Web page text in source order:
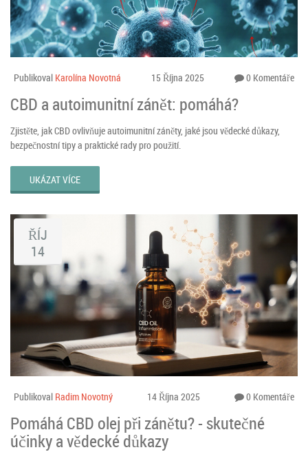
Publikoval Karolína Novotná 15 Října 2025 0 Komentáře
CBD a autoimunitní zánět: pomáhá?
Zjistěte, jak CBD ovlivňuje autoimunitní záněty, jaké jsou vědecké důkazy,
bezpečnostní tipy a praktické rady pro použití.
UKÁZAT VÍCE
ŘÍJ
14
Publikoval Radim Novotný 14 Října 2025 0 Komentáře
Pomáhá CBD olej při zánětu? - skutečné
účinky a vědecké důkazy